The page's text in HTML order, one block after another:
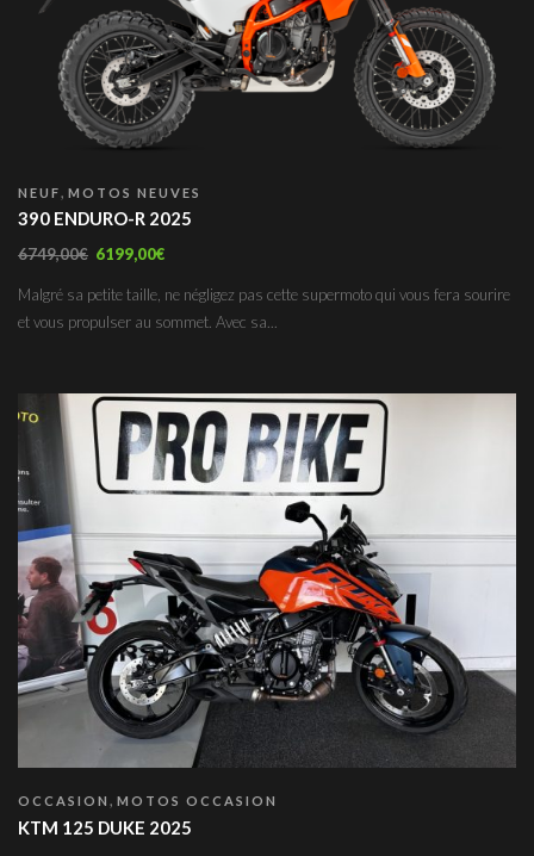
NEUF, MOTOS NEUVES
390 ENDURO-R 2025
6749,00€ 6199,00€
Malgré sa petite taille, ne négligez pas cette supermoto qui vous fera sourire
et vous propulser au sommet. Avec sa...
OCCASION , MOTOS OCCASION
KTM 125 DUKE 2025